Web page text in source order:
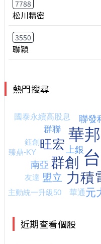
7788
松川精密
3550
聯穎
熱門搜尋
近期查看個股